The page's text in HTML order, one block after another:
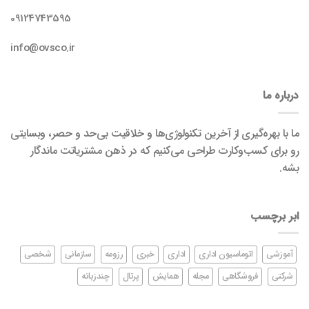
09124743595
info@ovsco.ir
درباره ما
ما با بهره‌گیری از آخرین تکنولوژی‌ها و خلاقیت بی‌حد و حصر، وبسایتی
رو برای کسب‌وکارت طراحی می‌کنیم که در ذهن مشتریاتت ماندگار
بشه.
ابر برچسب
آموزشی اتوماسیون اداری اداری خبری رزومه سازمانی
شخصی
شرکتی
فروشگاهی مجله همایش پرتال چندزبانه